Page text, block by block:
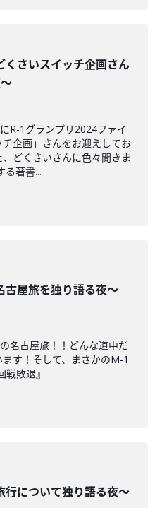
くさいスイッチ企画さん
R-1グランプリ2024ファイ
企画」さんをお迎えしてお
どくさいさんに色々聞きま
る著書...
古屋旅を独り語る夜〜
名古屋旅！！どんな道中だ
す！そして、まさかのM-1
敗退』
行について独り語る夜〜